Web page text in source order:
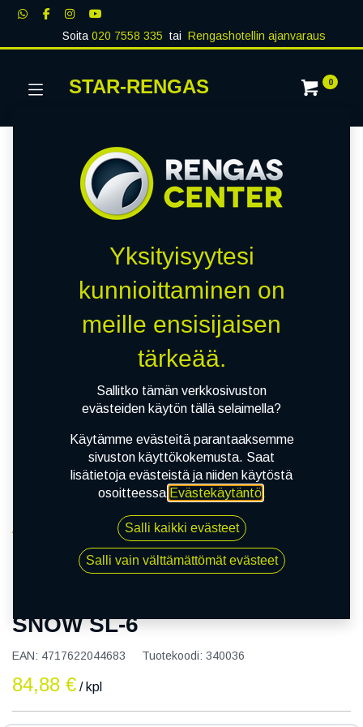
Soita020 7558 335 tai Rengashotellin ajanvaraus
STAR-RENGAS 0
155/80R13C 91T NANKANG SNOW SL-6
SNOW SL-6
EAN: 4717622044683 Tuotekoodi: 340036
84,88 € / kpl
Yksityisyytesi
kunnioittaminen on
meille ensisijaisen
tärkeää.
Sallitko tämän verkkosivuston
evästeiden käytön tällä selaimella?
Käytämme evästeitä parantaaksemme
sivuston käyttökokemusta. Saat
lisätietoja evästeistä ja niiden käytöstä
osoitteessa Evästekäytäntö.
Salli kaikki evästeet
Salli vain välttämättömät evästeet